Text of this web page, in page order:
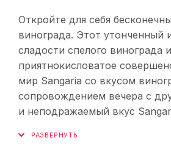
Откройте для себя
винограда. Этот
сладости спелого
приятнокисловатое
мир Sangaria со вкусом
сопровождением вечера с
и неподражаемый вкус